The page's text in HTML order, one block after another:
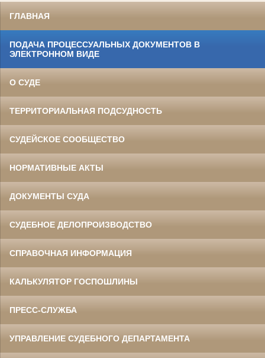
ГЛАВНАЯ
ПОДАЧА ПРОЦЕССУАЛЬНЫХ ДОКУМЕНТОВ В
ЭЛЕКТРОННОМ ВИДЕ
О СУДЕ
ТЕРРИТОРИАЛЬНАЯ ПОДСУДНОСТЬ
СУДЕЙСКОЕ СООБЩЕСТВО
НОРМАТИВНЫЕ АКТЫ
ДОКУМЕНТЫ СУДА
СУДЕБНОЕ ДЕЛОПРОИЗВОДСТВО
СПРАВОЧНАЯ ИНФОРМАЦИЯ
КАЛЬКУЛЯТОР ГОСПОШЛИНЫ
ПРЕСС-СЛУЖБА
УПРАВЛЕНИЕ СУДЕБНОГО ДЕПАРТАМЕНТА